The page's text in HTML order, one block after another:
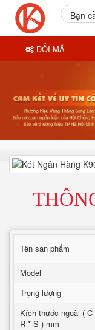
Tên sản phẩm
Model
Trọng lượng
Kích thước ngoài ( C
R * S ) mm
Bạn
ĐỔI MÃ